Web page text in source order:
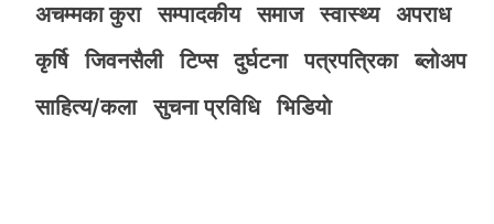
अचम्मका कुरा
सम्पादकीय समाज स्वास्थ्य
अपराध
कृर्षि
जिवनसैली टिप्स दुर्घटना पत्रपत्रिका
ब्लोअप
साहित्य/कला
सुचना प्रविधि भिडियाे